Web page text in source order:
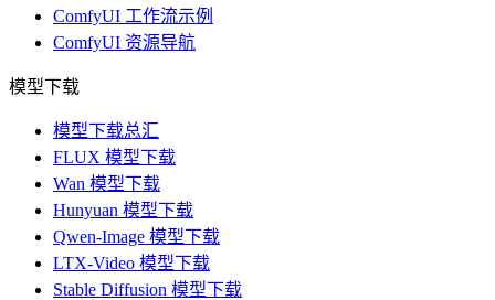
ComfyUI 工作流示例
ComfyUI 资源导航
模型下载
模型下载总汇
FLUX 模型下载
Wan 模型下载
Hunyuan 模型下载
Qwen-Image 模型下载
LTX-Video 模型下载
Stable Diffusion 模型下载